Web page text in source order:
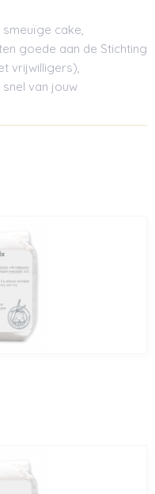
cake,
goede aan de Stichting
vrijwilligers),
van jouw